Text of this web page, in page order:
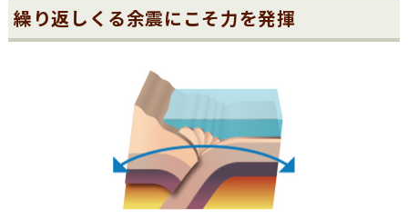
繰り返しくる余震にこそ力を発揮